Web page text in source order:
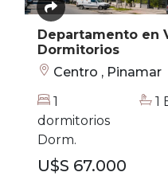
Departamento en
Dormitorios
Centro , Pinamar
1
dormitorios
Dorm.
1
U$S 67.000